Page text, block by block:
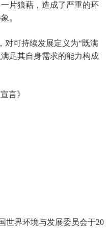
片狼藉，造成了严重的环
。
可持续发展定义为“既满
足其自身需求的能力构成
言》
界环境与发展委员会于20